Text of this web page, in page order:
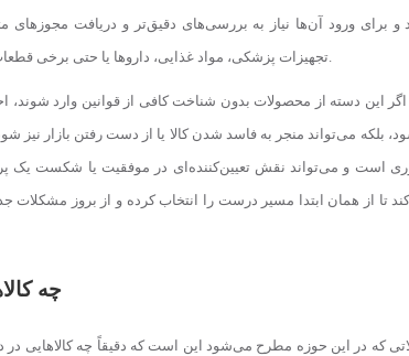
و برای ورود آن‌ها نیاز به بررسی‌های دقیق‌تر و دریافت مجوزهای
تجهیزات پزشکی، مواد غذایی، داروها یا حتی برخی قطعات صنعتی خاص باشند که هرکدام قوانین و ضوابط ویژه‌ای دارند.
اگر این دسته از محصولات بدون شناخت کافی از قوانین وارد شوند،
بلکه می‌تواند منجر به فاسد شدن کالا یا از دست رفتن بازار نیز
است و می‌تواند نقش تعیین‌کننده‌ای در موفقیت یا شکست یک
چه
که در این حوزه مطرح می‌شود این است که دقیقاً چه کالاهایی در